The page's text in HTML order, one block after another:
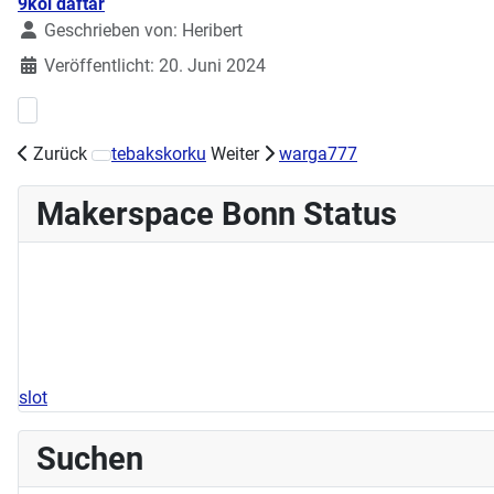
Geschrieben von: Heribert
Veröffentlicht: 20. Juni 2024
Zurück
Nächster Beitrag: Workshop Tassen designen am
tebakskorku Weiter warga777
Makerspace Bonn Status
slot
Suchen